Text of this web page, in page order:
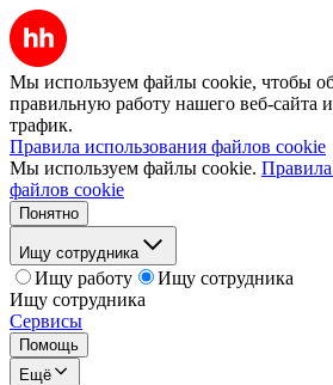
Мы используем файлы cookie, чтобы
правильную работу нашего веб-сайта
трафик.
Правила использования файлов cookie
Мы используем файлы cookie.
файлов cookie
Понятно
Ищу сотрудника
Ищу работу
Ищу сотрудника
Ищу сотрудника
Сервисы
Помощь
Ещё